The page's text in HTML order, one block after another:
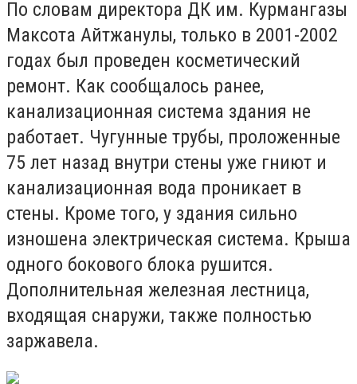
По словам директора ДК им. Курмангазы
Максота Айтжанулы, только в 2001-2002
годах был проведен косметический
ремонт. Как сообщалось ранее,
канализационная система здания не
работает. Чугунные трубы, проложенные
75 лет назад внутри стены уже гниют и
канализационная вода проникает в
стены. Кроме того, у здания сильно
изношена электрическая система. Крыша
одного бокового блока рушится.
Дополнительная железная лестница,
входящая снаружи, также полностью
заржавела.